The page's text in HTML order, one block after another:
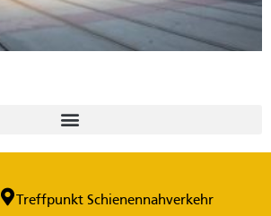
Treffpunkt Schienennahverkehr